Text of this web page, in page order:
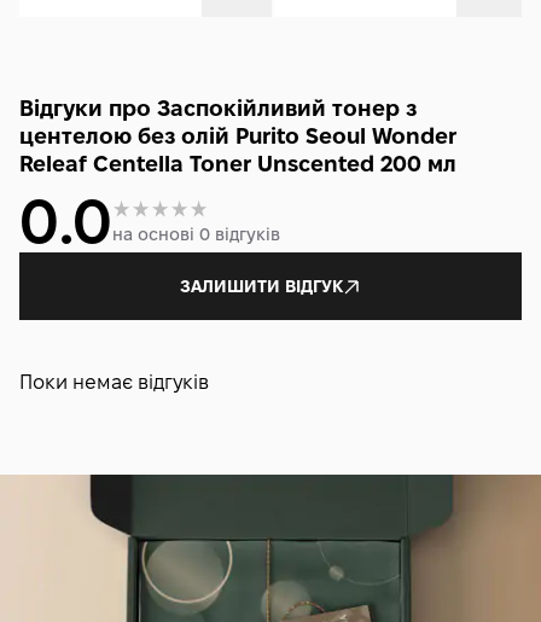
Відгуки про Заспокійливий тонер з
центелою без олій Purito Seoul Wonder
Releaf Centella Toner Unscented 200 мл
0.0на основі 0 відгуків
ЗАЛИШИТИ ВІДГУК
Поки немає відгуків